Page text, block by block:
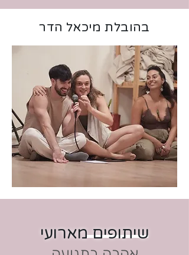
בהובלת מיכאל הדר
שיתופים מארועי